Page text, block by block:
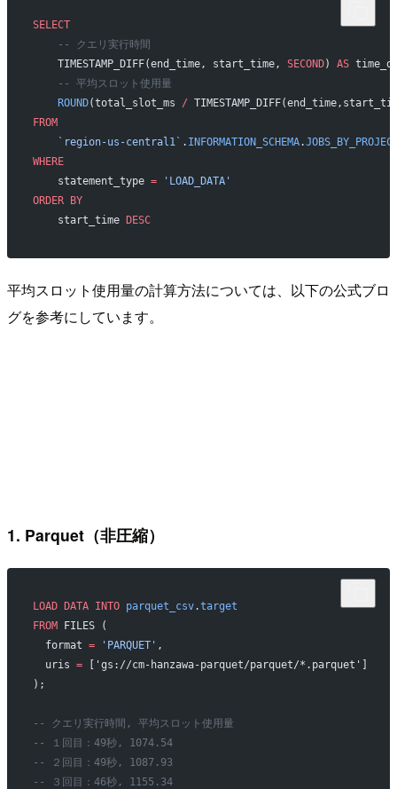
SELECT
    -- クエリ実行時間
    TIMESTAMP_DIFF(end_time, start_time,
SECOND) AS
    -- 平均スロット使用量
    ROUND
(total_slot_ms /
FROM
    `region-us-central1`
. INFORMATION_SCHEMA.
WHERE
    statement_type
= 'LOAD_DATA'
ORDER BY
    start_time
DESC
平均スロット使用量の計算方法については、以下の公式ブロ
グを参考にしています。
1. Parquet（非圧縮）
LOAD DATA INTO parquet_csv.target
FROM FILES (
  format
= 'PARQUET' ,
  uris
= ['gs://cm-hanzawa-parquet/parquet/*.parquet']
);
-- クエリ実行時間, 平均スロット使用量
-- １回目：49秒, 1074.54
-- ２回目：49秒, 1087.93
-- ３回目：46秒, 1155.34